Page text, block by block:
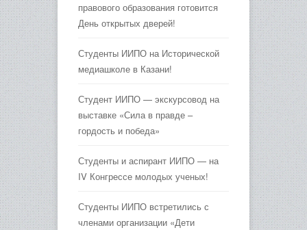
правового образования готовится
День открытых дверей!
Студенты ИИПО на Исторической
медиашколе в Казани!
Студент ИИПО — экскурсовод на
выставке «Сила в правде –
гордость и победа»
Студенты и аспирант ИИПО — на
IV Конгрессе молодых ученых!
Студенты ИИПО встретились с
членами организации «Дети